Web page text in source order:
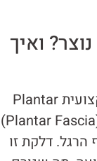
ואיך
דורבן בכף הרגל, המכונה בשפה המקצועית Plantar
Fasciitis, הוא דלקת ברצועה הסובכת (Plantar Fascia)
דלקת זו